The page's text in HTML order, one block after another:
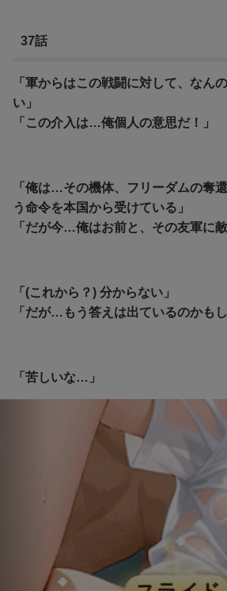
37話
「軍からはこの戦闘に対して、なん
い」
「この介入は…俺個人の意思だ！」
「俺は…その機体、フリーダムの奪
う命令を本国から受けている」
「だが今…俺はお前と、その友軍に
「(これから？) 分からない」
「だが…もう答えは出ているのかもし
「苦しいな…」